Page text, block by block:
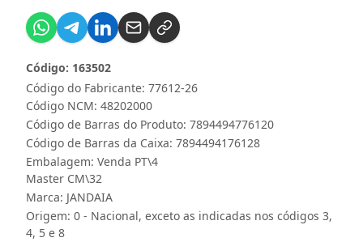
Código do Fabricante: 77612-26
Código: 163502
Código NCM: 48202000
Código de Barras do Produto: 7894494776120
Código de Barras da Caixa: 7894494176128
Embalagem: Venda PT\4
Master CM\32
Marca: JANDAIA
Origem: 0 - Nacional, exceto as indicadas nos códigos 3,
4, 5 e 8